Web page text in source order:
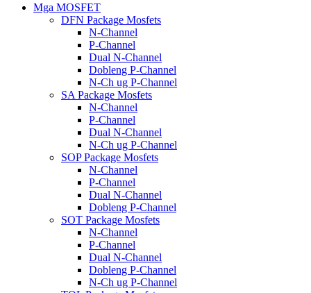
Mga MOSFET
DFN Package Mosfets
N-Channel
P-Channel
Dual N-Channel
Dobleng P-Channel
N-Ch ug P-Channel
SA Package Mosfets
N-Channel
P-Channel
Dual N-Channel
N-Ch ug P-Channel
SOP Package Mosfets
N-Channel
P-Channel
Dual N-Channel
Dobleng P-Channel
SOT Package Mosfets
N-Channel
P-Channel
Dual N-Channel
Dobleng P-Channel
N-Ch ug P-Channel